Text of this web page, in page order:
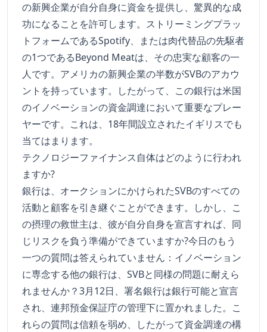
の新興企業が自分自身に資金を提供し、驚異的な成
功になることを許可します。ストリーミングプラッ
トフォームであるSpotify、または肉代替品の先駆者
の1つであるBeyond Meatは、その忠実な顧客の一
人です。アメリカの新興企業の半数がSVBのアカウ
ントを持っています。したがって、この銀行は米国
のイノベーションの資金調達において重要なプレー
ヤーです。これは、18年間設立されたイギリスでも
当てはまります。
テクノロジーファイナンス自体はどのように行われ
ますか?
銀行は、オークションにかけられたSVBのすべての
活動と顧客を引き継ぐことができます。しかし、こ
の摂理の救世主は、彼が自分自身を宣言すれば、同
じリスクを負う準備ができていますか?今日のもう
一つの質問は答えられていません：イノベーション
に専念する他の銀行は、SVBと同様の問題に耐えら
れませんか？3月12日、署名銀行は銀行可能と宣言
され、連邦預金保証庁の管理下に置かれました。こ
れらの質問は信頼を弱め、したがって資金調達の構